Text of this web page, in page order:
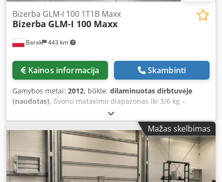
Barak 443 km
Bizerba GLM-I 100 1T1B Maxx
Bizerba GLM-I 100 Maxx
Kainos informacija Skambinti
Gamybos metai: 2012, būklė: dilaminuotas dirbtuvėje
(naudotas), Svorio matavimo diapazonas iki 3/6 kg –
galimas svarstyklių kalibravimas su 3 arba 6 kg tikslumu.
Darbo kryptis L→R Etikečių uždėjimas - Viršus – Spaudas -
Apačia – Juosta Masė: Maksimalus apkrovimas 3 kg
Minimalus apkrovimas 10 g e = 0,5 g Sistemos versija 13.60
sp6 Terminalas GT-12C Gt-Softcontrol versija 4.40
Dekoratyvinių etikečių padavėjas LDI Termotransferinės
spaudos rinkinys Spalvotas terminalas su jutikliniu ekranu
Mažas skelbimas